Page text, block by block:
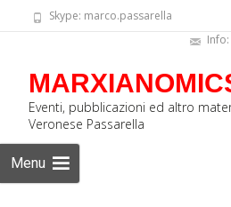
Skype: marco.passarella
Eventi, pubblicazioni ed altro
Veronese Passarella
Menu